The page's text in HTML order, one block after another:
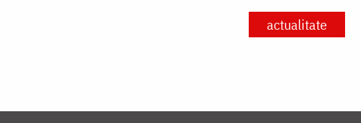
actualitate